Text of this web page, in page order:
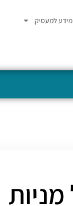
מידע למעסיק